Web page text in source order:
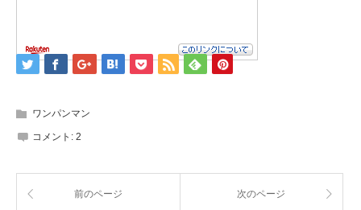
ワンパンマン
コメント: 2
前のページ 次のページ